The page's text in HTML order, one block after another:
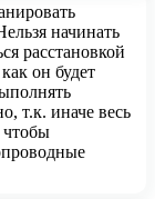
начинать
расстановкой
он будет
т.к. иначе весь
чтобы